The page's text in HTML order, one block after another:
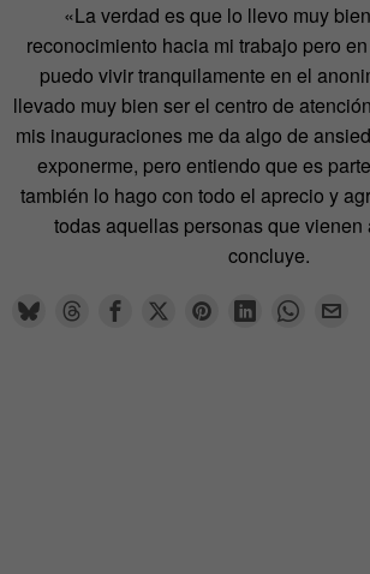
«La verdad es que lo llevo muy
reconocimiento hacia mi trabajo pero
puedo vivir tranquilamente en el
llevado muy bien ser el centro de
mis inauguraciones me da algo de
exponerme, pero entiendo que es
también lo hago con todo el aprecio y
todas aquellas personas que vienen
concluye.